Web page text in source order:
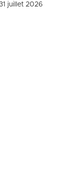
juillet 2026